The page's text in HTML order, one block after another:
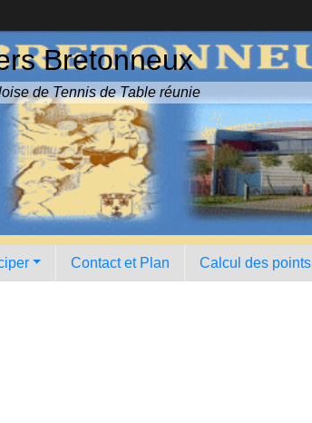
Bretonneux
de Tennis de Table réunie
Contact et Plan Calcul des points